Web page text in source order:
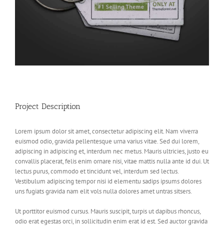
Project Description
Lorem ipsum dolor sit amet, consectetur adipiscing elit. Nam viverra
euismod odio, gravida pellentesque urna varius vitae. Sed dui lorem,
adipiscing in adipiscing et, interdum nec metus. Mauris ultricies, justo eu
convallis placerat, felis enim ornare nisi, vitae mattis nulla ante id dui. Ut
lectus purus, commodo et tincidunt vel, interdum sed lectus.
Vestibulum adipiscing tempor nisi id elementu sadips ipsums dolores
uns fugiats gravida nam elit vols nulla dolores amet untras sitsers.
Ut porttitor euismod cursus. Mauris suscipit, turpis ut dapibus rhoncus,
odio erat egestas orci, in sollicitudin enim erat id est. Sed auctor gravida